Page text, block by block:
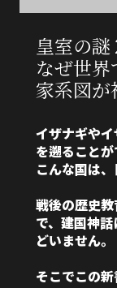
皇室の謎
なぜ世界
家系図が
イザナギや
を遡ること
こんな国は、
戦後の歴史
で、建国神
どいません。
そこでこの